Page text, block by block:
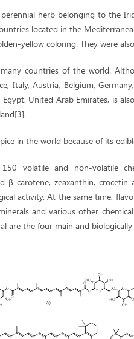
herb belonging to the
located in the
yellow coloring. They were
countries of the world.
Italy, Austria, Belgium,
Egypt, United Arab Emirates, is
in the world because of its
volatile and non-volatile
β-carotene, zeaxanthin,
activity. At the same time,
and various other
are the four main and